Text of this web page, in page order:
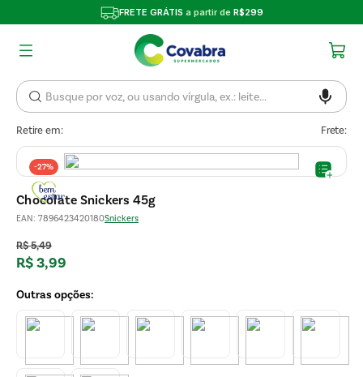
FRETE GRÁTIS a partir de R$299
Retire em: Frete:
-27%
Chocolate Snickers 45g
EAN: 7896423420180Snickers
R$5,49
R$3,99